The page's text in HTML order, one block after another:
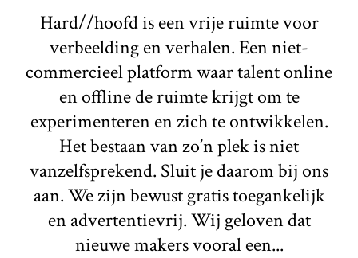
Hard//hoofd is een vrije ruimte voor
verbeelding en verhalen. Een niet-
commercieel platform waar talent online
en offline de ruimte krijgt om te
experimenteren en zich te ontwikkelen.
Het bestaan van zo’n plek is niet
vanzelfsprekend. Sluit je daarom bij ons
aan. We zijn bewust gratis toegankelijk
en advertentievrij. Wij geloven dat
nieuwe makers vooral een...